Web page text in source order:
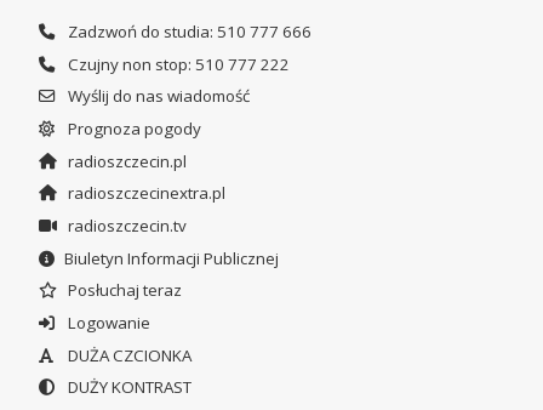
Zadzwoń do studia: 510 777 666
Czujny non stop: 510 777 222
Wyślij do nas wiadomość
Prognoza pogody
radioszczecin.pl
radioszczecinextra.pl
radioszczecin.tv
Biuletyn Informacji Publicznej
Posłuchaj teraz
Logowanie
DUŻA CZCIONKA
DUŻY KONTRAST